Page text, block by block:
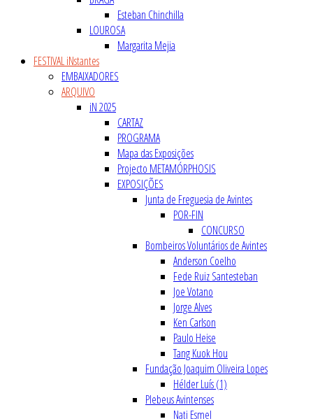
Esteban Chinchilla
LOUROSA
Margarita Mejia
FESTIVAL iNstantes
EMBAIXADORES
ARQUIVO
iN 2025
CARTAZ
PROGRAMA
Mapa das Exposições
Projecto METAMÓRPHOSIS
EXPOSIÇÕES
Junta de Freguesia de Avintes
POR-FIN
CONCURSO
Bombeiros Voluntários de Avintes
Anderson Coelho
Fede Ruiz Santesteban
Joe Votano
Jorge Alves
Ken Carlson
Paulo Heise
Tang Kuok Hou
Fundação Joaquim Oliveira Lopes
Hélder Luís (1)
Plebeus Avintenses
Nati Esmel